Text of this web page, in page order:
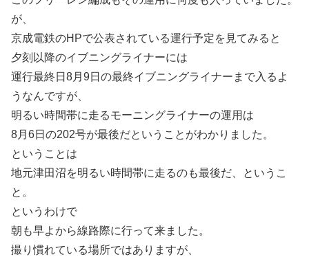
が、
京成電鉄のHPで公表されている運行予定を見てみると
夕刻以降のイブニングライナーには
運行最終日8月9日の最終イブニングライナーまで入るよ
うなんですが、
明るい時間帯に走るモーニングライナーの運用は
8月6日の202号が最後だということがわかりました。
ということは
地元津田沼を明るい時間帯に走るのも最後だ、というこ
と。
というわけで
朝も早よから線路際に行って来ました。
撮り慣れている場所ではありますが、